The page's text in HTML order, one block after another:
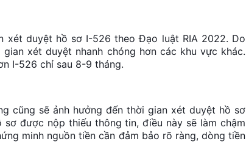
xét duyệt hồ sơ I-526 theo Đạo luật RIA 2022. Do
xét duyệt nhanh chóng hơn các khu vực khác.
I-526 chỉ sau 8-9 tháng.
cũng sẽ ảnh hưởng đến thời gian xét duyệt hồ sơ
được nộp thiếu thông tin, điều này sẽ làm chậm
minh nguồn tiền cần đảm bảo rõ ràng, dòng tiền